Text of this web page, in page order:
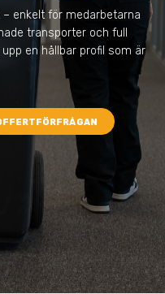
enkelt för medarbetarna
transporter och full
en hållbar profil som är